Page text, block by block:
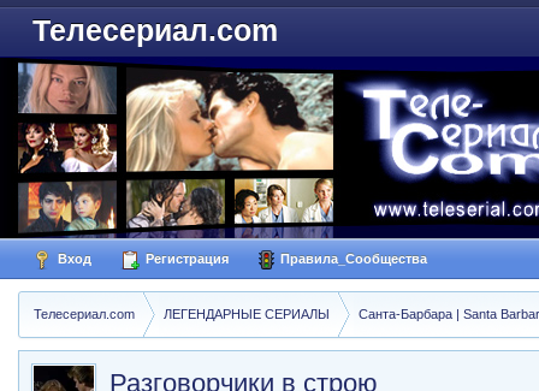
Телесериал.com
Вход Регистрация Правила_Сообщества
Телесериал.com ЛЕГЕНДАРНЫЕ СЕРИАЛЫ Санта-Барбара | Santa
Разговорчики в строю